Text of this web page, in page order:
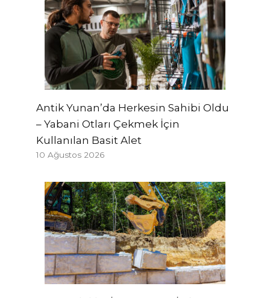
Antik Yunan’da Herkesin Sahibi Oldu
– Yabani Otları Çekmek İçin
Kullanılan Basit Alet
10 Ağustos 2026